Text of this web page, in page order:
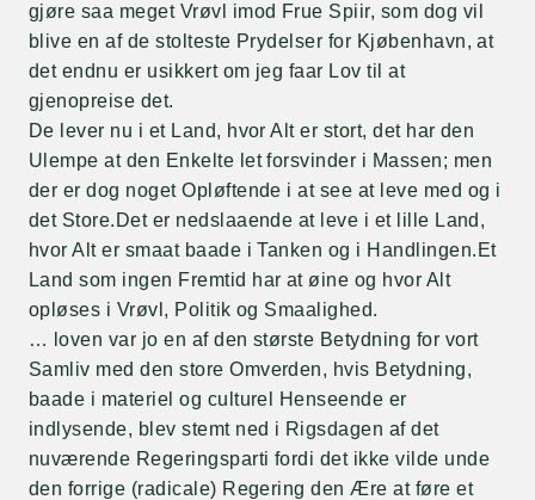
gjøre saa meget Vrøvl imod Frue Spiir, som dog vil
blive en af de stolteste Prydelser for Kjøbenhavn, at
det endnu er usikkert om jeg faar Lov til at
gjenopreise det.
De lever nu i et Land, hvor Alt er stort, det har den
Ulempe at den Enkelte let forsvinder i Massen; men
der er dog noget Opløftende i at see at leve med og i
det Store.Det er nedslaaende at leve i et lille Land,
hvor Alt er smaat baade i Tanken og i Handlingen.Et
Land som ingen Fremtid har at øine og hvor Alt
opløses i Vrøvl, Politik og Smaalighed.
… loven var jo en af den største Betydning for vort
Samliv med den store Omverden, hvis Betydning,
baade i materiel og culturel Henseende er
indlysende, blev stemt ned i Rigsdagen af det
nuværende Regeringsparti fordi det ikke vilde unde
den forrige (radicale) Regering den Ære at føre et